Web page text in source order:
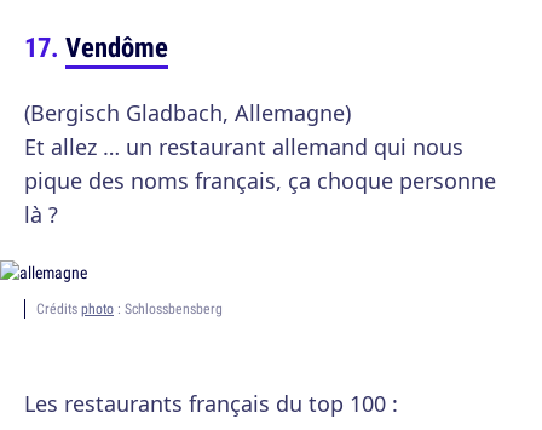
Vendôme
(Bergisch Gladbach, Allemagne)
Et allez … un restaurant allemand qui nous
pique des noms français, ça choque personne
là ?
Crédits photo : Schlossbensberg
Les restaurants français du top 100 :